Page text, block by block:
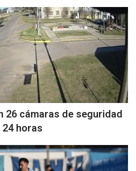
26 cámaras de seguridad
horas